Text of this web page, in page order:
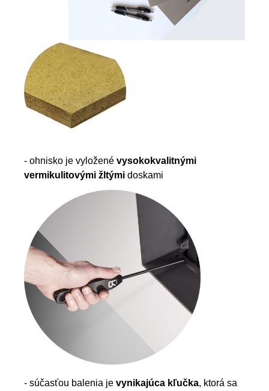
- ohnisko je vyložené vysokokvalitnými
vermikulitovými žltými doskami
- súčasťou balenia je vynikajúca kľučka, ktorá sa